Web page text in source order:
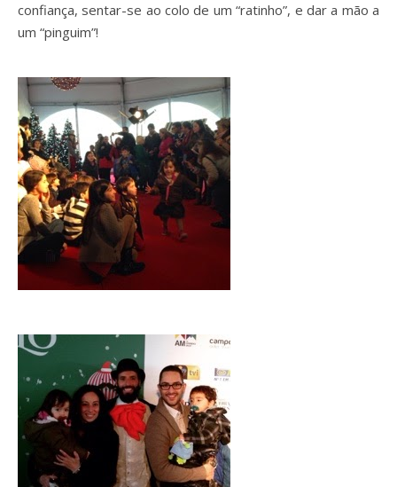
confiança, sentar-se ao colo de um “ratinho”, e dar a mão a
um “pinguim”!